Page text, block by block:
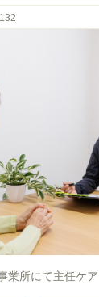
業所にて主任ケ